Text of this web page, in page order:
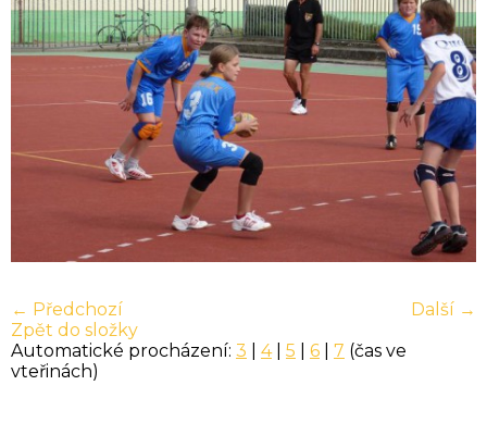
← Předchozí
Další →
Zpět do složky
Automatické procházení: 3 4| 5 6 7 (čas ve
vteřinách)